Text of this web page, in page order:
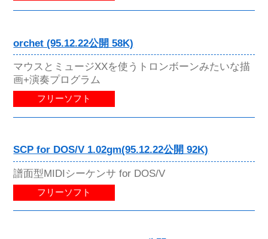
orchet (95.12.22公開 58K)
マウスとミュージXXを使うトロンボーンみたいな描
画+演奏プログラム
フリーソフト
SCP for DOS/V 1.02gm(95.12.22公開 92K)
譜面型MIDIシーケンサ for DOS/V
フリーソフト